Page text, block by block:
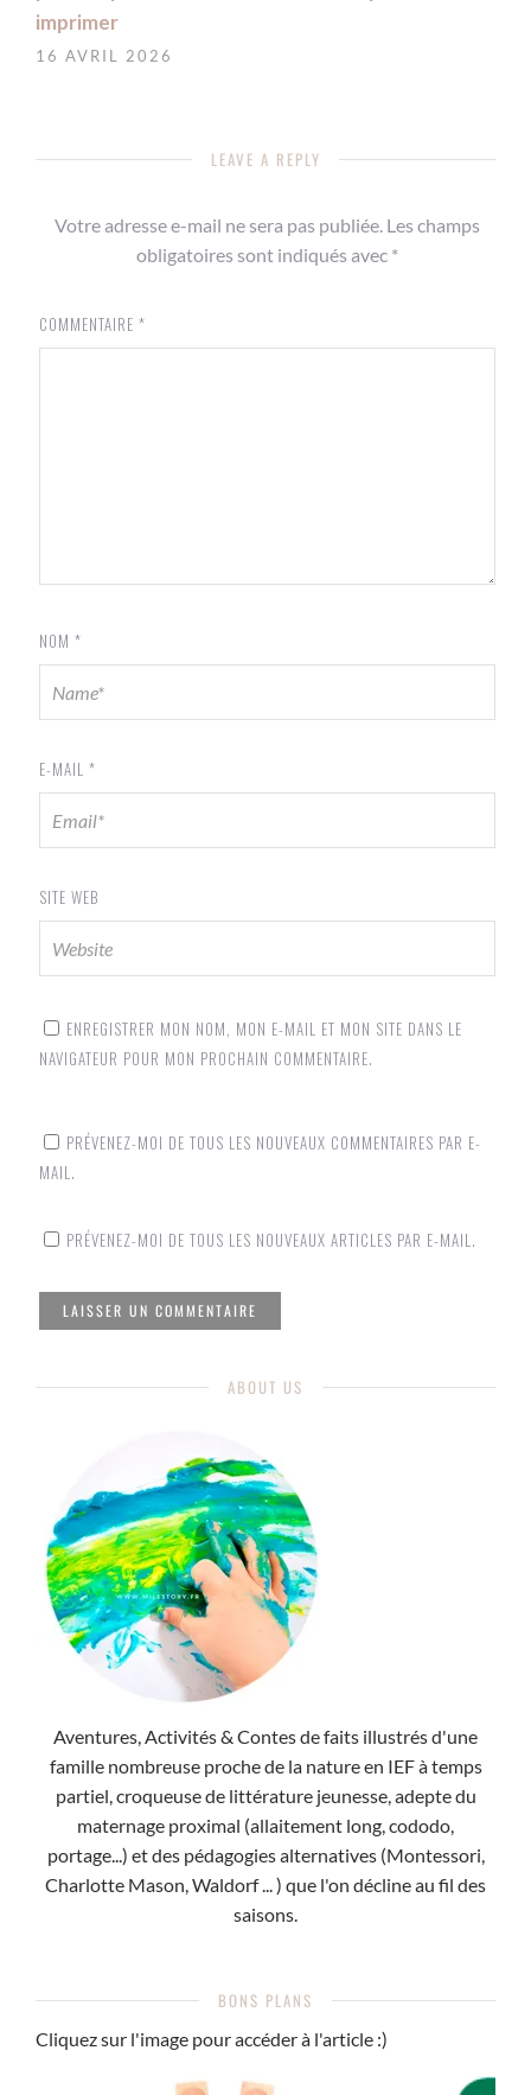
imprimer
16 AVRIL 2026
LEAVE A REPLY
Votre adresse e-mail ne sera pas publiée. Les champs
obligatoires sont indiqués avec *
COMMENTAIRE *
NOM *
E-MAIL *
SITE WEB
ENREGISTRER MON NOM, MON E-MAIL ET MON SITE DANS LE
NAVIGATEUR POUR MON PROCHAIN COMMENTAIRE.
PRÉVENEZ-MOI DE TOUS LES NOUVEAUX COMMENTAIRES PAR E-
MAIL.
PRÉVENEZ-MOI DE TOUS LES NOUVEAUX ARTICLES PAR E-MAIL.
ABOUT US
Aventures, Activités & Contes de faits illustrés d'une
famille nombreuse proche de la nature en IEF à temps
partiel, croqueuse de littérature jeunesse, adepte du
maternage proximal (allaitement long, cododo,
portage...) et des pédagogies alternatives (Montessori,
Charlotte Mason, Waldorf ... ) que l'on décline au fil des
saisons.
BONS PLANS
Cliquez sur l'image pour accéder à l'article :)